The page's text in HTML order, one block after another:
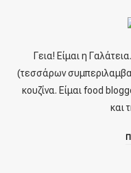
Γεια! Είμαι η
(τεσσάρων
κουζίνα. Είμαι food
και